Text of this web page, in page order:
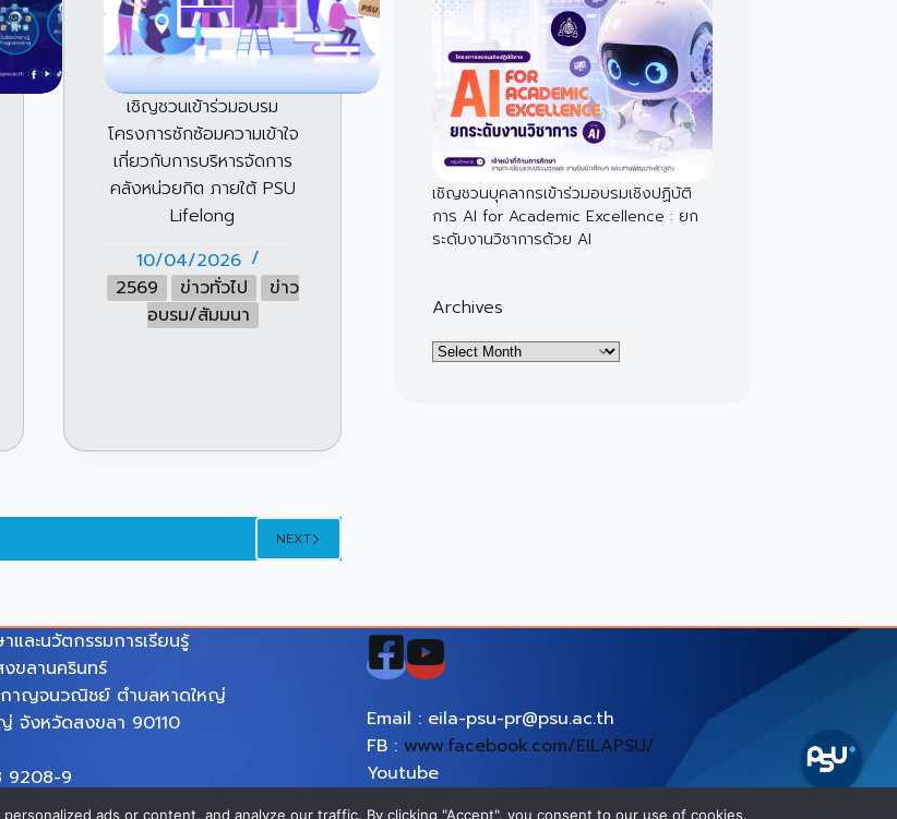
เชิญชวนเข้าร่วมอบรม
โครงการซักซ้อมความเข้าใจ
เกี่ยวกับการบริหารจัดการ
คลังหน่วยกิต ภายใต้ PSU
Lifelong
10/04/2026
2569
ข่าวทั่วไป
ข่าว
อบรม/สัมมนา
NEXT
เชิญชวนบุคลากรเข้าร่วมอบรมเชิงปฏิบัติ
การ AI for Academic Excellence : ยก
ระดับงานวิชาการด้วย AI
Archives
Archives
และนวัตกรรมการเรียนรู้
ขลานครินทร์
กาญจนวณิชย์ ตำบลหาดใหญ่
จังหวัดสงขลา 90110
9208-9
pr@psu.ac.th
Email : eila-psu-pr@psu.ac.th
FB : www.facebook.com/EILAPSU/
Youtube
ads or content, and analyze our traffic. By clicking "Accept", you consent to our use of cookies.